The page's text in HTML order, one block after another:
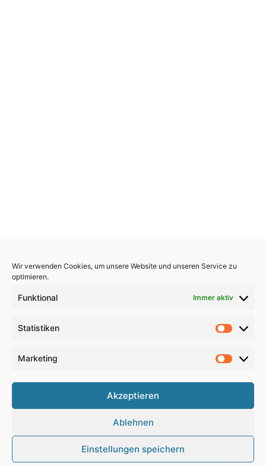
Wir verwenden Cookies, um unsere Website und unseren Service zu
optimieren.
Funktional Immer aktiv
Statistiken
Marketing
Akzeptieren
Ablehnen
Einstellungen speichern
Copyright 2026, All Rights Reserved
Haftungsausschluss
RSS Facebook
X PinterestYouTubeInstagram